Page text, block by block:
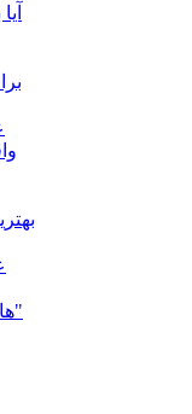
هاوكينگ : "موجودات فضايي وجود دارند"